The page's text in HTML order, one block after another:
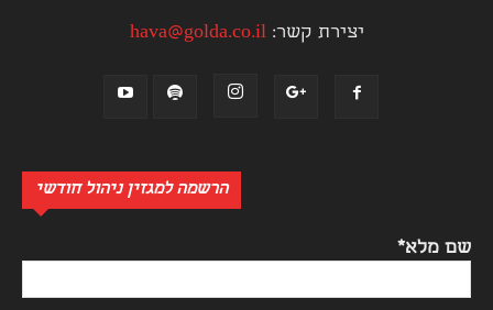
יצירת קשר:hava@golda.co.il
הרשמה למגזין ניהול חודשי
שם מלא*